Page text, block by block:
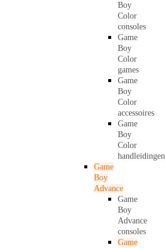
Boy
Color
consoles
Game
Boy
Color
games
Game
Boy
Color
accessoires
Game
Boy
Color
handleidingen
Game
Boy
Advance
Game
Boy
Advance
consoles
Game